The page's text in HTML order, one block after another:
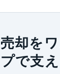
売却を
プで支